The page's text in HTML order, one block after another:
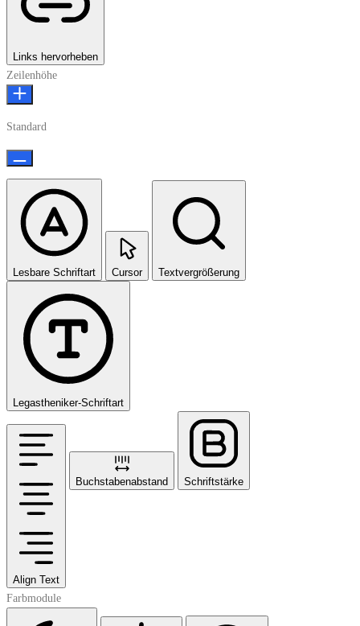
Links hervorheben
Zeilenhöhe
Standard
Lesbare Schriftart Cursor Textvergrößerung
Legastheniker-Schriftart
Align Text
Buchstabenabstand Schriftstärke
Farbmodule